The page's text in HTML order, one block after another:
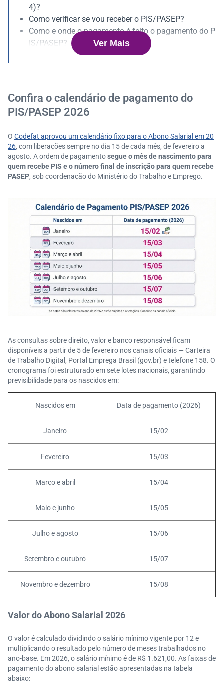
4)?
Como verificar se vou receber o PIS/PASEP?
Como e onde o pagamento é feito o pagamento do P
IS/PASEP?
Como calcular o valor que vou receber de PIS/PASE
Ver Mais
Confira o calendário de pagamento do
PIS/PASEP 2026
O Codefat aprovou um calendário fixo para o Abono Salarial em 20
26, com liberações sempre no dia 15 de cada mês, de fevereiro a
agosto. A ordem de pagamentosegue o mês de nascimento para
quem recebe PIS e o número final de inscrição para quem recebe
PASEP, sob coordenação do Ministério do Trabalho e Emprego.
As consultas sobre direito, valor e banco responsável ficam
disponíveis a partir de 5 de fevereiro nos canais oficiais — Carteira
de Trabalho Digital, Portal Emprega Brasil (gov.br) e telefone 158. O
cronograma foi estruturado em sete lotes nacionais, garantindo
previsibilidade para os nascidos em:
Nascidos em Data de pagamento (2026)
Janeiro 15/02
Fevereiro 15/03
Março e abril 15/04
Maio e junho 15/05
Julho e agosto 15/06
Setembro e outubro 15/07
Novembro e dezembro 15/08
Valor do Abono Salarial 2026
O valor é calculado dividindo o salário mínimo vigente por 12 e
multiplicando o resultado pelo número de meses trabalhados no
ano-base. Em 2026, o salário mínimo é de R$ 1.621,00. As faixas de
pagamento do abono salarial estão apresentadas na tabela
abaixo: